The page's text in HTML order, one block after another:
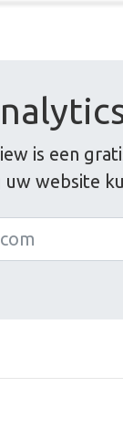
is een
uw website